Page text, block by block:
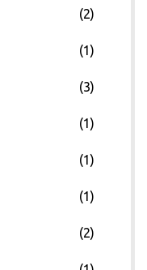
(2)
(1)
(3)
(1)
(1)
(1)
(2)